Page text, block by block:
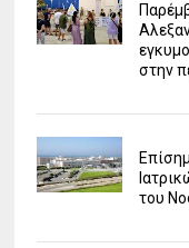
στην
του